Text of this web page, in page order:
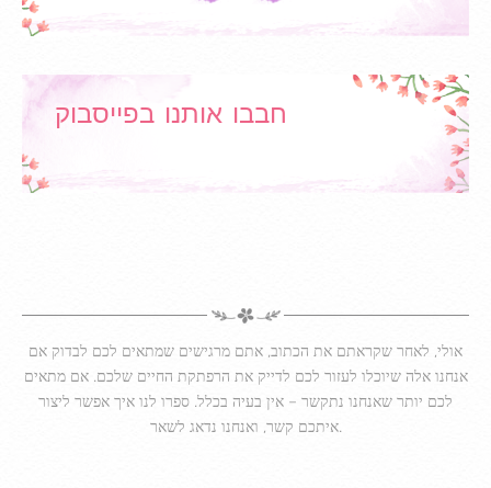
חבבו אותנו בפייסבוק
אולי, לאחר שקראתם את הכתוב, אתם מרגישים שמתאים לכם לבדוק אם
אנחנו אלה שיוכלו לעזור לכם לדייק את הרפתקת החיים שלכם. אם מתאים
לכם יותר שאנחנו נתקשר – אין בעיה בכלל. ספרו לנו איך אפשר ליצור
איתכם קשר, ואנחנו נדאג לשאר.